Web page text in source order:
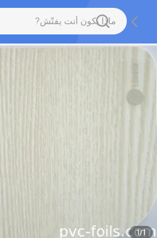
1
/
1